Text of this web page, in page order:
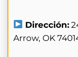
Dirección:
Arrow, OK